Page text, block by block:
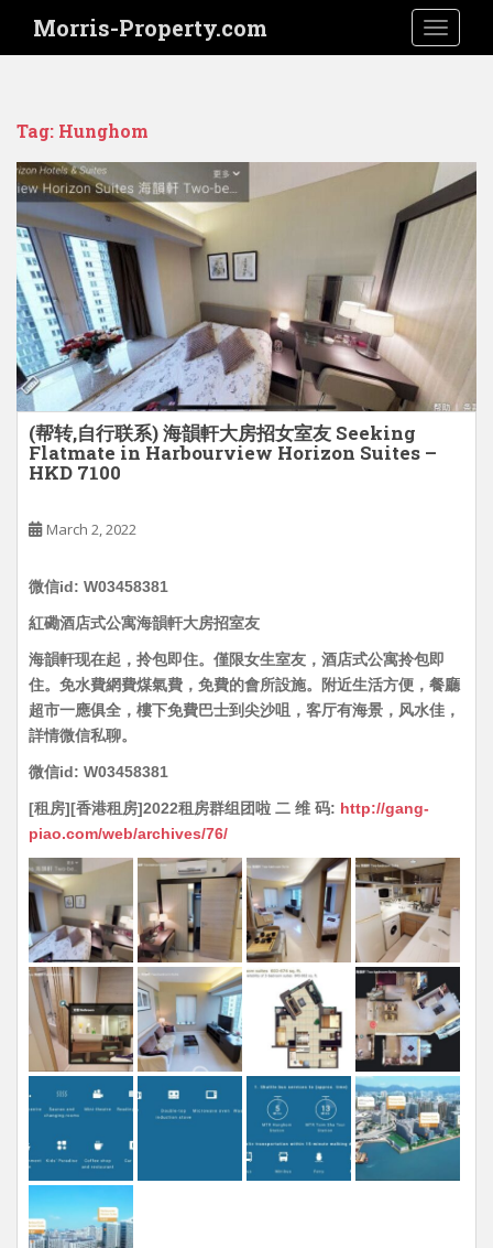
i
Morris-Property.com
Tag: Hunghom
(帮转,自行联系) 海韻軒大房招女室友 Seeking
Flatmate in Harbourview Horizon Suites –
HKD 7100
March 2, 2022
微信id: W03458381
紅磡酒店式公寓海韻軒大房招室友
海韻軒现在起，拎包即住。僅限女生室友，酒店式公寓拎包即
住。免水費網費煤氣費，免費的會所設施。附近生活方便，餐廳
超市一應俱全，樓下免費巴士到尖沙咀，客厅有海景，风水佳，
詳情微信私聊。
微信id: W03458381
[租房][香港租房]2022租房群组团啦 二 维 码: http://gang-
piao.com/web/archives/76/